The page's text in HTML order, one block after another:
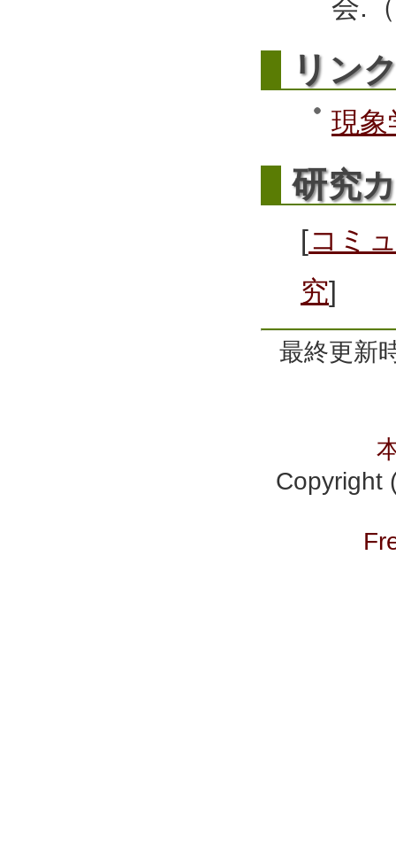
会.
リ ン
現象
研究
[コミ
究]
最終更新
Copyright